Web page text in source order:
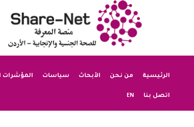
الرئيسية من نحن الأبحاث سياسات المؤشرات
اتصل بنا EN